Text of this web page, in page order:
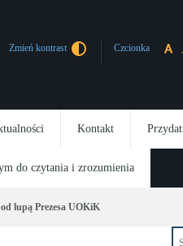
Zmień kontrast Czcionka
Kontakt
do czytania i zrozumienia
lupą Prezesa UOKiK